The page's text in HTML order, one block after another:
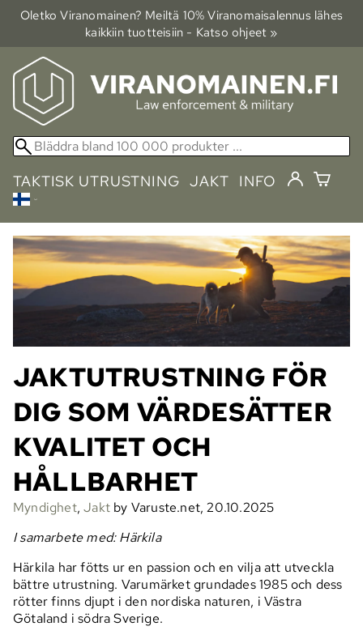
Oletko Viranomainen? Meiltä 10% Viranomais­alennus lähes
kaikkiin tuotteisiin - Katso ohjeet »
TAKTISK UTRUSTNING JAKT INFO
JAKTUTRUSTNING FÖR
DIG SOM VÄRDESÄTTER
KVALITET OCH
HÅLLBARHET
Myndighet,Jakt by Varuste.net, 20.10.2025
I samarbete med: Härkila
Härkila har fötts ur en passion och en vilja att utveckla
bättre utrustning. Varumärket grundades 1985 och dess
rötter finns djupt i den nordiska naturen, i Västra
Götaland i södra Sverige.